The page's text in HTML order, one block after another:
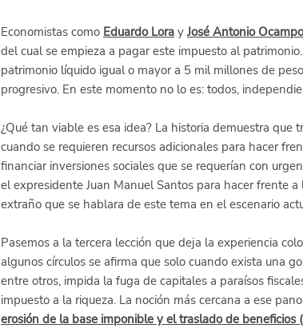
Economistas como Eduardo Lora y José Antonio Ocampo
del cual se empieza a pagar este impuesto al
patrimonio líquido igual o mayor a 5 mil millones de
progresivo. En este momento no lo es: todos,
¿Qué tan viable es esa idea? La historia demuestra
cuando se requieren recursos adicionales para hacer
financiar inversiones sociales que se requerían con
el expresidente Juan Manuel Santos para hacer frente
extraño que se hablara de este tema en el escenario
Pasemos a la tercera lección que deja la experiencia
algunos círculos se afirma que solo cuando exista una
entre otros, impida la fuga de capitales a paraísos
impuesto a la riqueza. La noción más cercana a ese
erosión de la base imponible y el traslado de beneficios